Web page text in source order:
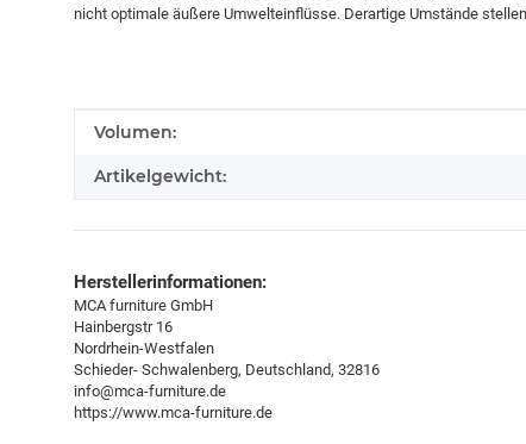
nicht optimale äußere Umwelteinflüsse. Derartige Umstände
Produkteigenschaft
Wert
Volumen:
Artikelgewicht:
Herstellerinformationen:
MCA furniture GmbH
Hainbergstr 16
Nordrhein-Westfalen
Schieder- Schwalenberg, Deutschland, 32816
info@mca-furniture.de
https://www.mca-furniture.de